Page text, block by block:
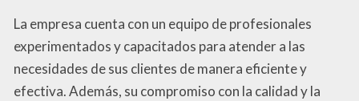
La empresa cuenta con un equipo de profesionales
experimentados y capacitados para atender a las
necesidades de sus clientes de manera eficiente y
efectiva. Además, su compromiso con la calidad y la